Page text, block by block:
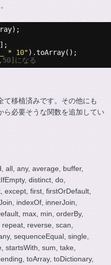
];
* 10").toArray();
になる
移植済みです。その他にも
ら必要そうな関数を追加してい
all, any, average, buffer,
distinct, do,
except, first, firstOrDefault,
indexOf, innerJoin,
max, min, orderBy,
reverse, scan,
sequenceEqual, single,
startsWith, sum, take,
toArray, toDictionary,